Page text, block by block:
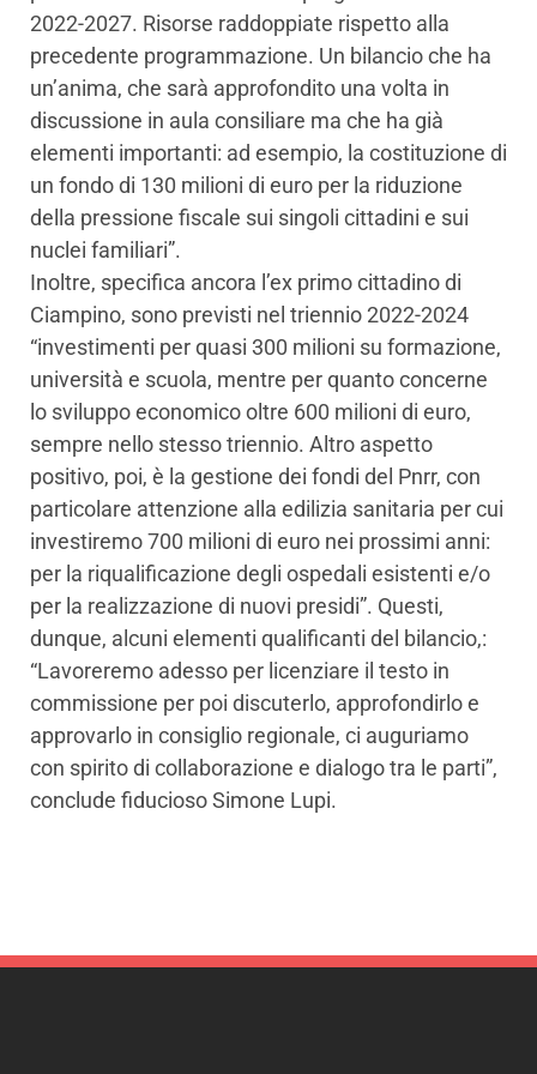
2022-2027. Risorse raddoppiate rispetto alla
precedente programmazione. Un bilancio che ha
un’anima, che sarà approfondito una volta in
discussione in aula consiliare ma che ha già
elementi importanti: ad esempio, la costituzione di
un fondo di 130 milioni di euro per la riduzione
della pressione fiscale sui singoli cittadini e sui
nuclei familiari”.
Inoltre, specifica ancora l’ex primo cittadino di
Ciampino, sono previsti nel triennio 2022-2024
“investimenti per quasi 300 milioni su formazione,
università e scuola, mentre per quanto concerne
lo sviluppo economico oltre 600 milioni di euro,
sempre nello stesso triennio. Altro aspetto
positivo, poi, è la gestione dei fondi del Pnrr, con
particolare attenzione alla edilizia sanitaria per cui
investiremo 700 milioni di euro nei prossimi anni:
per la riqualificazione degli ospedali esistenti e/o
per la realizzazione di nuovi presidi”. Questi,
dunque, alcuni elementi qualificanti del bilancio,:
“Lavoreremo adesso per licenziare il testo in
commissione per poi discuterlo, approfondirlo e
approvarlo in consiglio regionale, ci auguriamo
con spirito di collaborazione e dialogo tra le parti”,
conclude fiducioso Simone Lupi.